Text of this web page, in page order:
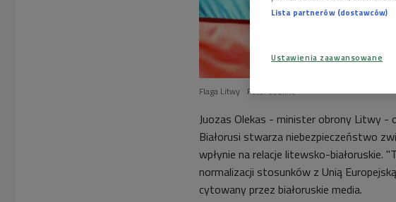
Flaga Litwy Foto: coe.int
Juozas Olekas - minister obrony Litwy -
Białorusi stwarza niebezpieczeństwo
wpłynie na relacje litewsko-białoruskie.
normalizacji stosunków z Unią
cytowany przez białoruskie media.
Lista partnerów (dostawców)
Ustawienia zaawansowane